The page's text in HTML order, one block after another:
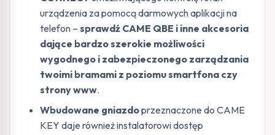
urządzenia za pomocą darmowych aplikacji na
telefon – sprawdź CAME QBE i inne akcesoria
dające bardzo szerokie możliwości
wygodnego i zabezpieczonego zarządzania
twoimi bramami z poziomu smartfona czy
strony www.
Wbudowane gniazdoprzeznaczone do CAME
KEY daje również instalatorowi dostęp